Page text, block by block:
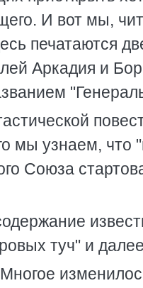
И вот мы,
печатаются
Аркадия и
мы узнаем, что
Союза
туч" и